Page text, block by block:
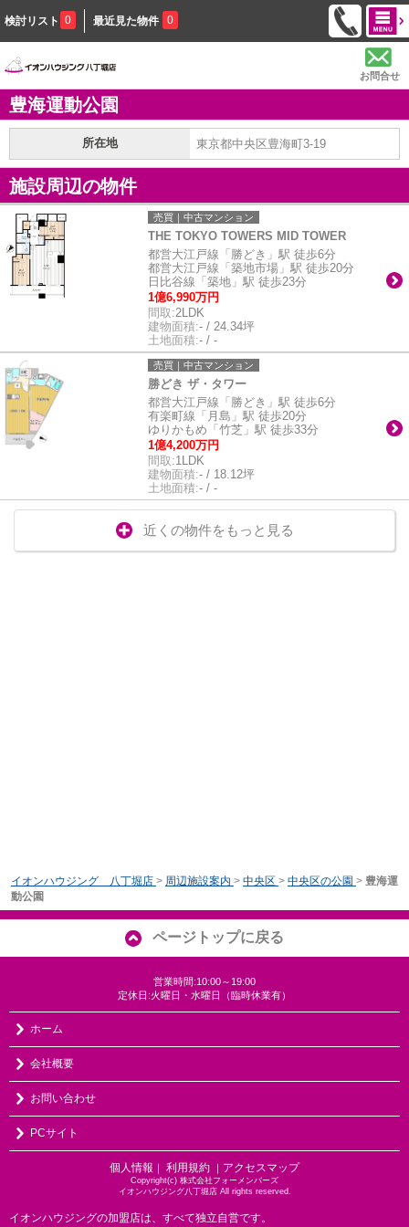
検討リスト 0 最近見た物件 0
お問合せ
豊海運動公園
所在地 東京都中央区豊海町3-19
施設周辺の物件
売買｜中古マンション
THE TOKYO TOWERS MID TOWER
都営大江戸線「勝どき」駅 徒歩6分
都営大江戸線「築地市場」駅 徒歩20分
日比谷線「築地」駅 徒歩23分
1億6,990万円
間取:2LDK
建物面積:- / 24.34坪
土地面積:- / -
売買｜中古マンション
勝どき ザ・タワー
都営大江戸線「勝どき」駅 徒歩6分
有楽町線「月島」駅 徒歩20分
ゆりかもめ「竹芝」駅 徒歩33分
1億4,200万円
間取:1LDK
建物面積:- / 18.12坪
土地面積:- / -
近くの物件をもっと見る
イオンハウジング 八丁堀店 > 周辺施設案内 > 中央区 > 中央区の公園 > 豊海運
動公園
ページトップに戻る
営業時間:10:00～19:00
定休日:火曜日・水曜日（臨時休業有）
ホーム
会社概要
お問い合わせ
PCサイト
個人情報 ｜ 利用規約 ｜ アクセスマップ
Copyright(c) 株式会社フォーメンバーズ
イオンハウジング八丁堀店 All rights reserved.
イオンハウジングの加盟店は、すべて独立自営です。